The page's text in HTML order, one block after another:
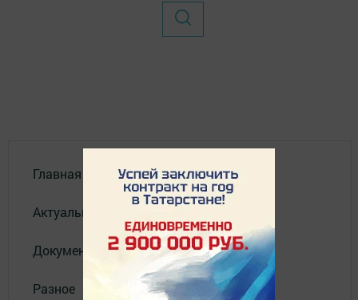
Главная
Актуальное видео
Документы
Разное